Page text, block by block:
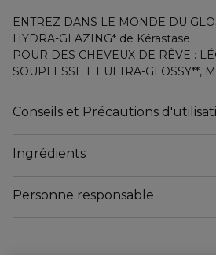
ENTREZ DANS LE MONDE DU
HYDRA-GLAZING* de Kérastase
POUR DES CHEVEUX DE RÊVE :
SOUPLESSE ET ULTRA-GLOSSY**,
Le Glaze Drops de Kerastase est
parfumée pour les cheveux longs
spécifiquement formulée avec de
rêve, au fini léger.
Conseils et Précautions
Ingrédients
Personne responsable